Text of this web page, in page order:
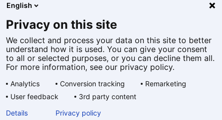
Cookies
Privacy statement
Toegankelijkheid
Algemene voorwaarden
taal:
English
Privacy on this site
We collect and process your data on this site to better
understand how it is used. You can give your consent
to all or selected purposes, or you can decline them all.
For more information, see our privacy policy.
Analytics Conversion tracking
Remarketing
User feedback
3rd party content
Details
Privacy policy